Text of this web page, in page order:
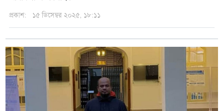
প্রকাশ: ১৫ ডিসেম্বর ২০২৫, ১৮:১১